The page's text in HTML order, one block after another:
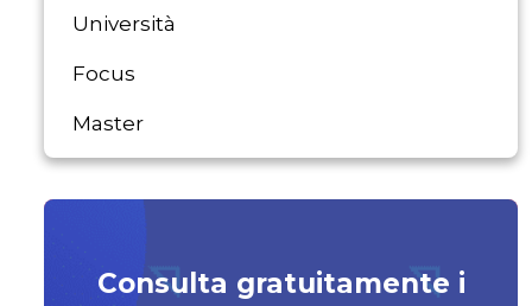
Università
Focus
Master
Consulta gratuitamente i